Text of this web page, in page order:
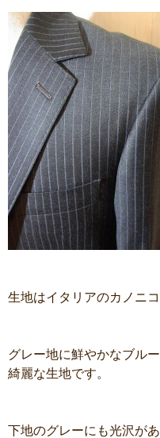
生地はイタリアのカノニコ
グレー地に鮮やかなブル
綺麗な生地です。
下地のグレーにも光沢が